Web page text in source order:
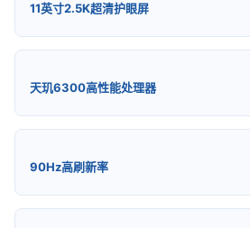
11英寸2.5K超清护眼屏
天玑6300高性能处理器
90Hz高刷新率